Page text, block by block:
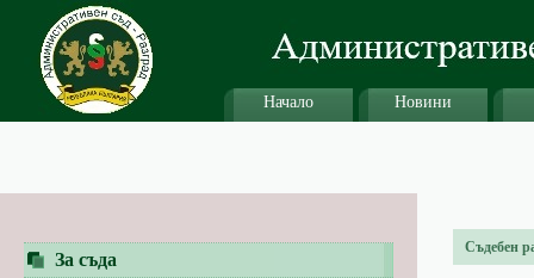
Начало Новини
За съда
Съдебен